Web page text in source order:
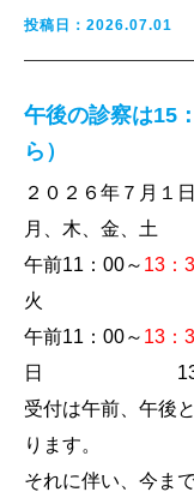
投稿日：2026.07.01
午後の診察は15
ら）
２０２６年７月１
月、木、金、土
午前11：00～ 13：
火
午前11：00～ 13：
日 13：00～
受付は午前、午後
ります。
それに伴い、今ま